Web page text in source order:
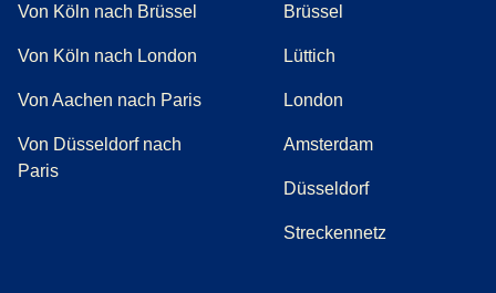
Von Köln nach Brüssel
Von Köln nach London
Von Aachen nach Paris
Von Düsseldorf nach
Paris
Brüssel
Lüttich
London
Amsterdam
Düsseldorf
Streckennetz